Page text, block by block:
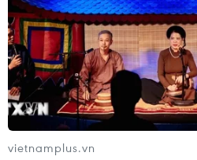
vietnamplus.vn